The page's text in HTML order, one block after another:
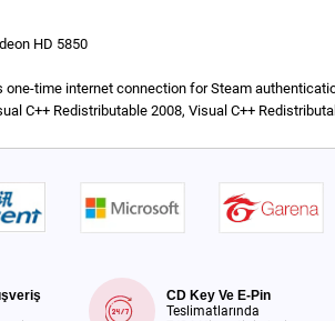
HD 5850
one-time internet connection for Steam
C++ Redistributable 2008, Visual C++
CD Key Ve E-Pin
Teslimatlarında